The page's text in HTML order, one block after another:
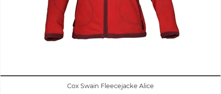
Cox Swain Fleecejacke Alice